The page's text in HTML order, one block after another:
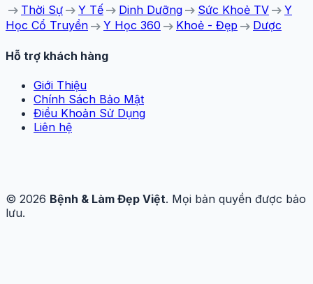
arrow_right_alt Thời Sự arrow_right_alt Y Tế arrow_right_alt Dinh Dưỡng arrow_right_alt Sức Khoẻ TV arrow_right_alt Y
Học Cổ Truyền arrow_right_alt Y Học 360 arrow_right_alt Khoẻ - Đẹp arrow_right_alt Dược
Hỗ trợ khách hàng
Giới Thiệu
Chính Sách Bảo Mật
Điều Khoản Sử Dụng
Liên hệ
© 2026 Bệnh & Làm Đẹp Việt. Mọi bản quyền được bảo
lưu.